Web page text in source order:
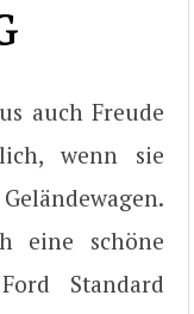
auch Freude
wenn sie
eine schöne
Standard